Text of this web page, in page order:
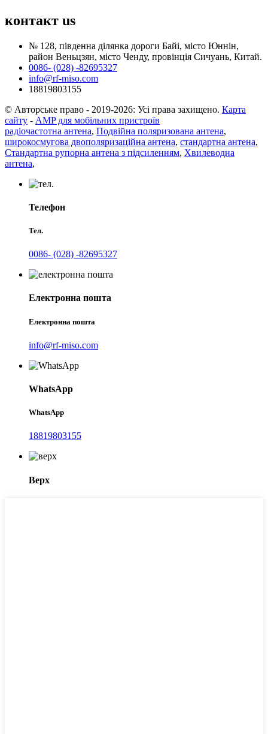
контакт us
№ 128, південна ділянка дороги Байі, місто Юннін,
район Веньцзян, місто Ченду, провінція Сичуань, Китай.
0086- (028) -82695327
info@rf-miso.com
18819803155
© Авторське право - 2019-2026: Усі права захищено. Карта
сайту - AMP для мобільних пристроїв
радіочастотна антена, Подвійна поляризована антена,
широкосмугова двополяризаційна антена, стандартна антена,
Стандартна рупорна антена з підсиленням, Хвилеводна
антена,
Телефон
Тел.
0086- (028) -82695327
Електронна пошта
Електронна пошта
info@rf-miso.com
WhatsApp
WhatsApp
18819803155
Верх